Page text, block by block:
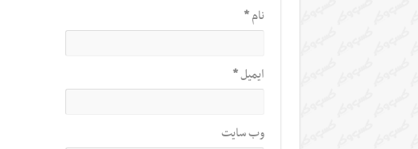
نام*
ایمیل*
وب‌ سایت